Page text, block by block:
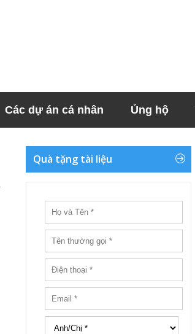
Các dự án cá nhân Ủng hộ
Quà tặng tài liệu